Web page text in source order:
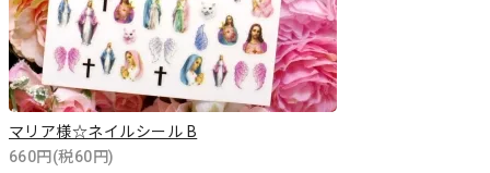
マリア様☆ネイルシール B
660円(税60円)